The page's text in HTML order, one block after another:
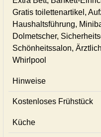
Gratis toilettenartikel,
Haushaltsführung,
Dolmetscher,
Schönheitssalon,
Whirlpool
Hinweise
Kostenloses Frühstück
Küche